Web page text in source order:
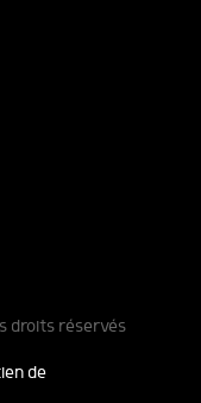
droits réservés
de